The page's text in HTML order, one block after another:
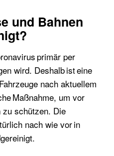
und Bahnen
primär per
wird. Deshalb ist eine
nach aktuellem
Maßnahme, um vor
schützen. Die
nach wie vor in